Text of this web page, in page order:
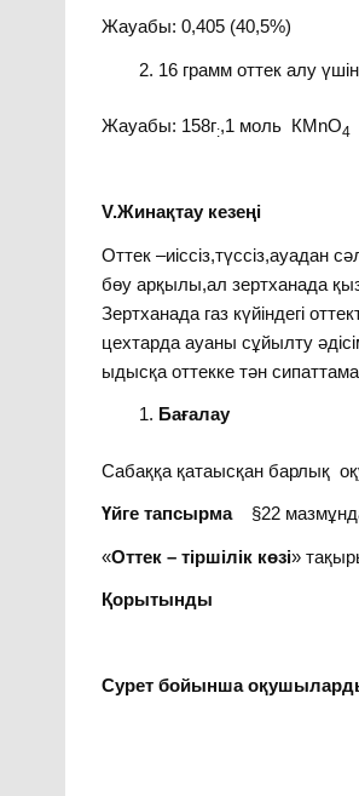
Жауабы: 0,405 (40,5%)
16 грамм оттек алу
Жауабы: 158г:,1 моль КМnO4
V.Жинақтау кезеңі
Оттек –иіссіз,түссіз,ауадан
бөу арқылы,ал зертханада
Зертханада газ күйіндегі
цехтарда ауаны сұйылту
ыдысқа оттекке тән
Бағалау
Сабаққа қатаысқан барлық
Үйге тапсырма§22
«Оттек – тіршілік көзі»
Қорытынды
Сурет бойынша